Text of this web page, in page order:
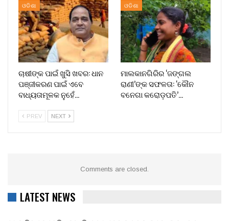
ଓଡିଶା
ଚାଷୀଙ୍କ ପାଇଁ ଖୁସି ଖବର: ଧାନ
ପଞ୍ଜୀକରଣ ପାଇଁ ଏବେ
ବାଧ୍ୟତାମୂଳକ ନୁହେଁ…
ଓଡିଶା
ମାଲକାନଗିରିର ‘ଜଙ୍ଗଲ
ରାଣୀ’ଙ୍କ ସଫଳତା: ‘କୌନ
ବନେଗା କରୋଡ଼ପତି’…
PREV NEXT
Comments are closed.
LATEST NEWS